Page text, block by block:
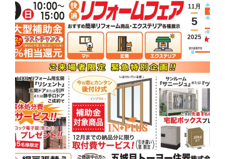
11月
5
2025